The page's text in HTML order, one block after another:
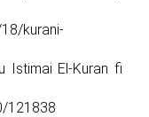
kurani-
Istimai El-Kuran fi
121838